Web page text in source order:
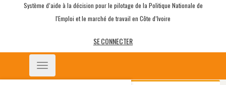
Système d’aide à la décision pour le pilotage de la Politique Nationale de
l'Emploi et le marché de travail en Côte d’Ivoire
SE CONNECTER
Toggle
navigation